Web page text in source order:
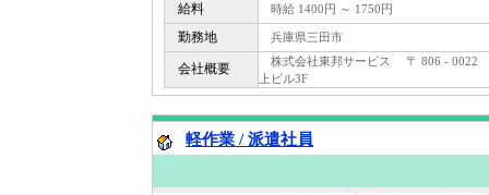
給料 時給 1400円 ～ 1750円
勤務地 兵庫県三田市
会社概要
株式会社東邦サービス 〒 806 - 0022
上ビル3F
軽作業 / 派遣社員